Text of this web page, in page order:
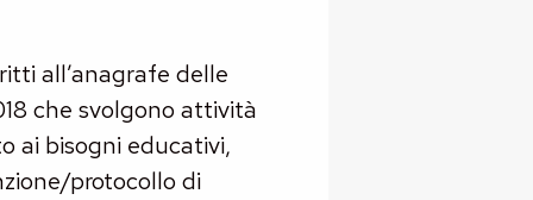
all’anagrafe delle
che svolgono attività
ai bisogni educativi,
protocollo di